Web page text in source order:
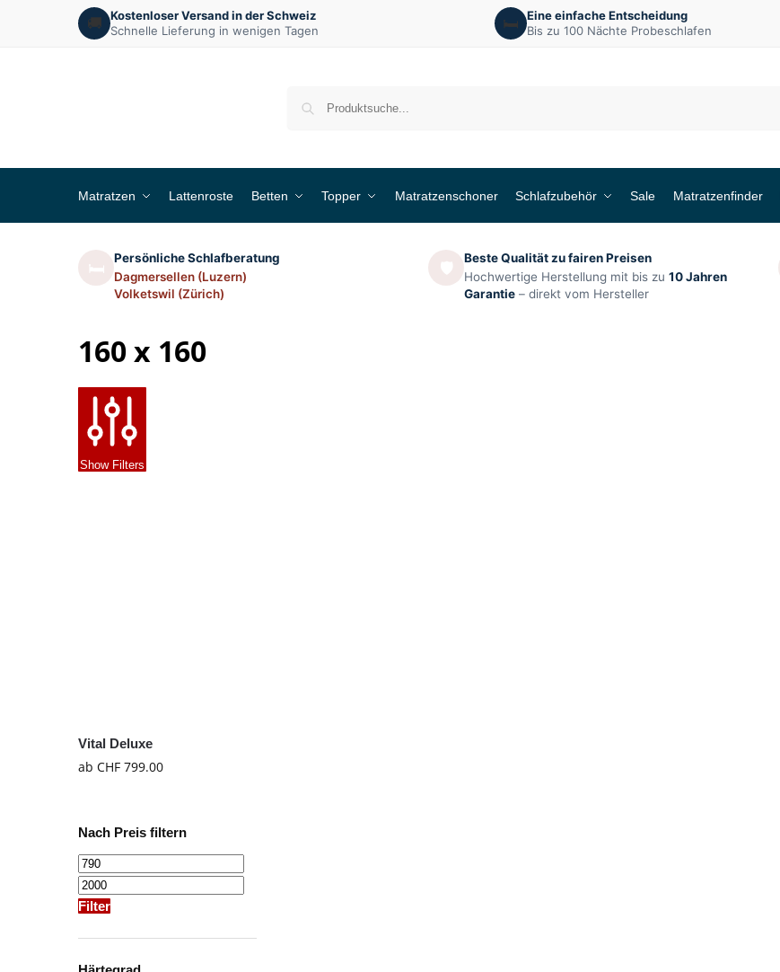
🚚
Kostenloser Versand in der Schweiz
Schnelle Lieferung in wenigen Tagen
🛏️
Eine einfache Entscheidung
Bis zu 100 Nächte Probeschlafen
Matratzen Lattenroste Betten Topper Matratzenschoner Schlafzubehör Sale Matratzenfinder
Persönliche Schlafberatung
Dagmersellen (Luzern)
Volketswil (Zürich)
Beste Qualität zu fairen Preisen
Hochwertige Herstellung mit bis zu 10 Jahren
Garantie – direkt vom Hersteller
160 x 160
Show Filters
Vital Deluxe
ab CHF 799.00
Nach Preis filtern
Filter